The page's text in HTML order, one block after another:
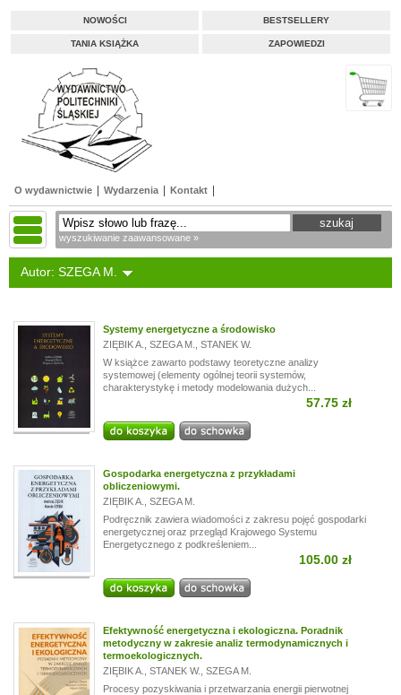
NOWOŚCI BESTSELLERY
TANIA KSIĄŻKA ZAPOWIEDZI
O wydawnictwie Wydarzenia Kontakt
wyszukiwanie zaawansowane »
Autor: SZEGA M.
Systemy energetyczne a środowisko
ZIĘBIK A.
SZEGA M.
STANEK W.
W książce zawarto podstawy teoretyczne analizy
systemowej (elementy ogólnej teorii systemów,
charakterystykę i metody modelowania dużych...
57.75 zł
Gospodarka energetyczna z przykładami
obliczeniowymi.
ZIĘBIK A.
SZEGA M.
Podręcznik zawiera wiadomości z zakresu pojęć gospodarki
energetycznej oraz przegląd Krajowego Systemu
Energetycznego z podkreśleniem...
105.00 zł
Efektywność energetyczna i ekologiczna. Poradnik
metodyczny w zakresie analiz termodynamicznych i
termoekologicznych.
ZIĘBIK A.
STANEK W. SZEGA M.
Procesy pozyskiwania i przetwarzania energii pierwotnej